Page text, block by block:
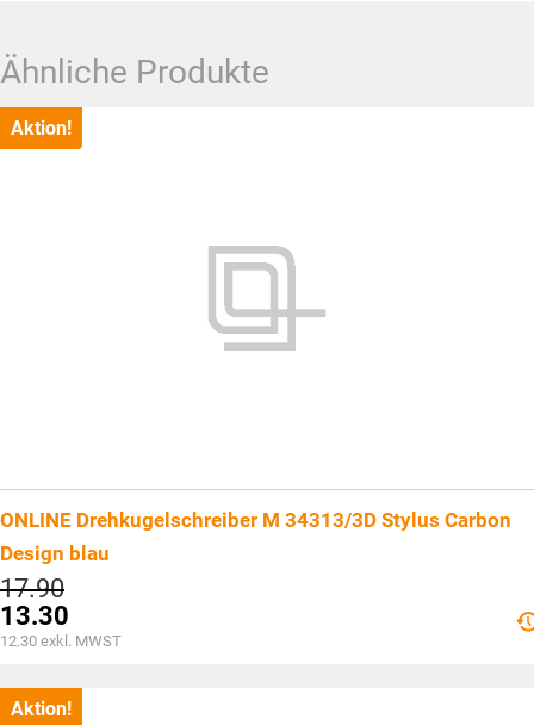
Ähnliche Produkte
Aktion!
ONLINE Drehkugelschreiber M 34313/3D Stylus Carbon
Design blau
17.90Ursprünglicher
Preis
war:
CHF17.90
13.30
Aktueller
ist:
CHF13.30.
12.30 exkl. MWST
Aktion!